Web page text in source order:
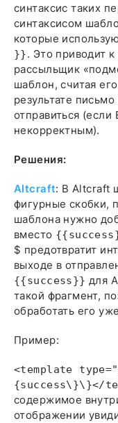
синтаксис таких
синтаксисом
которые
}}. Это приводит
рассыльщик
шаблон, считая
результате
отправиться (если
некорректным).
Решения:
Altcraft: В Altcraft
фигурные скобки,
шаблона нужно
вместо
$ предотвратит
выходе в
{{success}} для
такой фрагмент,
обработать его
Пример:
<template
{success\}\}</
содержимое
отображении